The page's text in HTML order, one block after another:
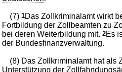
(7)1Das Zollkriminalamt wirkt
Fortbildung der Zollbeamten zu
bei deren Weiterbildung mit.2Es
der Bundesfinanzverwaltung.
(8) Das Zollkriminalamt hat als
Unterstützung der